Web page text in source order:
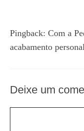
Pingback: Com a
acabamento
Deixe um